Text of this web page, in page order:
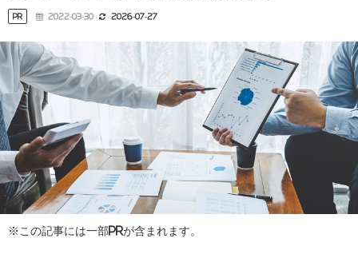
PR 2022-03-30 2026-07-27
※この記事には一部PRが含まれます。